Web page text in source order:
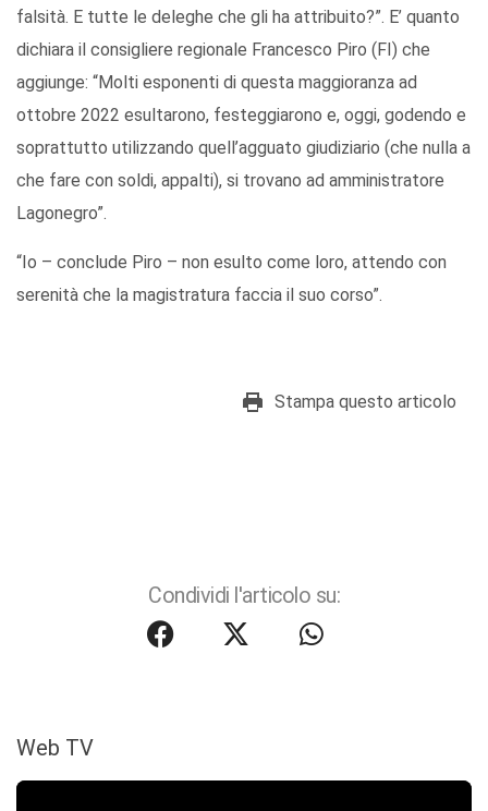
falsità. E tutte le deleghe che gli ha attribuito?”. E’ quanto
dichiara il consigliere regionale Francesco Piro (FI) che
aggiunge: “Molti esponenti di questa maggioranza ad
ottobre 2022 esultarono, festeggiarono e, oggi, godendo e
soprattutto utilizzando quell’agguato giudiziario (che nulla a
che fare con soldi, appalti), si trovano ad amministratore
Lagonegro”.
“Io – conclude Piro – non esulto come loro, attendo con
serenità che la magistratura faccia il suo corso”.
Stampa questo articolo
Condividi l'articolo su:
Web TV